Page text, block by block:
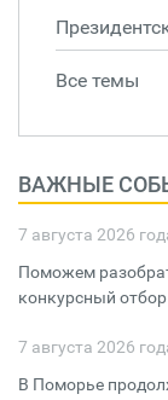
Все темы
ВАЖНЫЕ
7 августа 2026
Поможем
конкурсный отбор
7 августа 2026
В Поморье